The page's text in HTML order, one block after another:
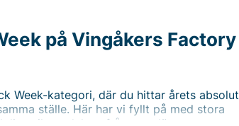
på Vingåkers Factory
Week-kategori, där du hittar årets absolut
ställe. Här har vi fyllt på med stora
livsstilsprodukter från populära